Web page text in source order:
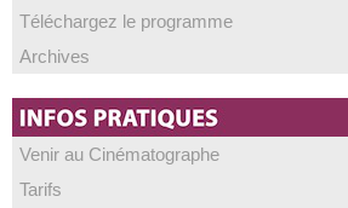
Téléchargez le programme
Archives
Venir au Cinématographe
Tarifs